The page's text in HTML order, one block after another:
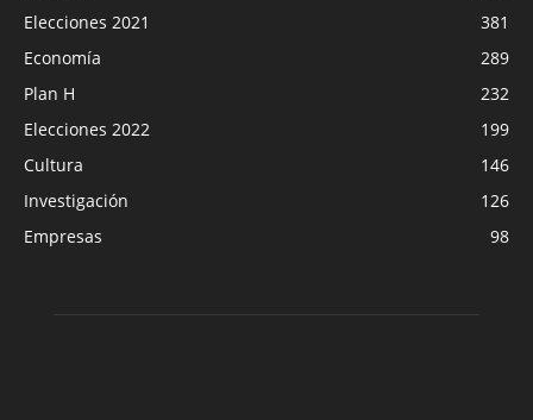
Elecciones 2021
381
Economía
289
Plan H
232
Elecciones 2022
199
Cultura
146
Investigación
126
Empresas
98